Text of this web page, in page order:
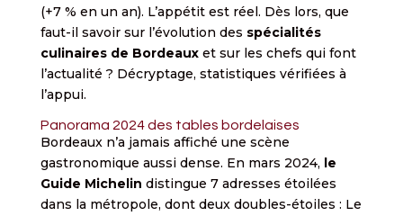
(+7 % en un an). L’appétit est réel. Dès lors, que
faut-il savoir sur l’évolution des spécialités
culinaires de Bordeauxet sur les chefs qui font
l’actualité ? Décryptage, statistiques vérifiées à
l’appui.
Panorama 2024 des tables bordelaises
Bordeaux n’a jamais affiché une scène
gastronomique aussi dense. En mars 2024, le
Guide Michelin distingue 7 adresses étoilées
dans la métropole, dont deux doubles-étoiles : Le